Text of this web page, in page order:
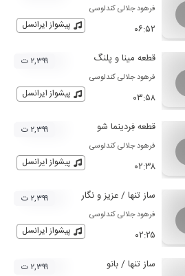
فرهود جلالی کندلوسی
۰۶:۵۲ پیشواز ایرانسل
قطعه مینا و پلنگ
فرهود جلالی کندلوسی
۰۳:۵۸
۲,۳۹۹ ت
پیشواز ایرانسل
قطعه فِردینما شو
فرهود جلالی کندلوسی
۰۲:۳۸
۲,۳۹۹ ت
پیشواز ایرانسل
ساز تنها / عزیز و نگار
فرهود جلالی کندلوسی
۰۲:۲۵
۲,۳۹۹ ت
پیشواز ایرانسل
ساز تنها / بانو ۲,۳۹۹ ت